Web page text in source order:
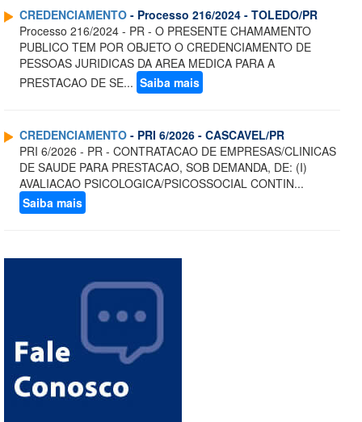
CREDENCIAMENTO - Processo 216/2024 - TOLEDO/PR
Processo 216/2024 - PR - O PRESENTE CHAMAMENTO
PUBLICO TEM POR OBJETO O CREDENCIAMENTO DE
PESSOAS JURIDICAS DA AREA MEDICA PARA A
PRESTACAO DE SE... Saiba mais
CREDENCIAMENTO - PRI 6/2026 - CASCAVEL/PR
PRI 6/2026 - PR - CONTRATACAO DE EMPRESAS/CLINICAS
DE SAUDE PARA PRESTACAO, SOB DEMANDA, DE: (I)
AVALIACAO PSICOLOGICA/PSICOSSOCIAL CONTIN...
Saiba mais